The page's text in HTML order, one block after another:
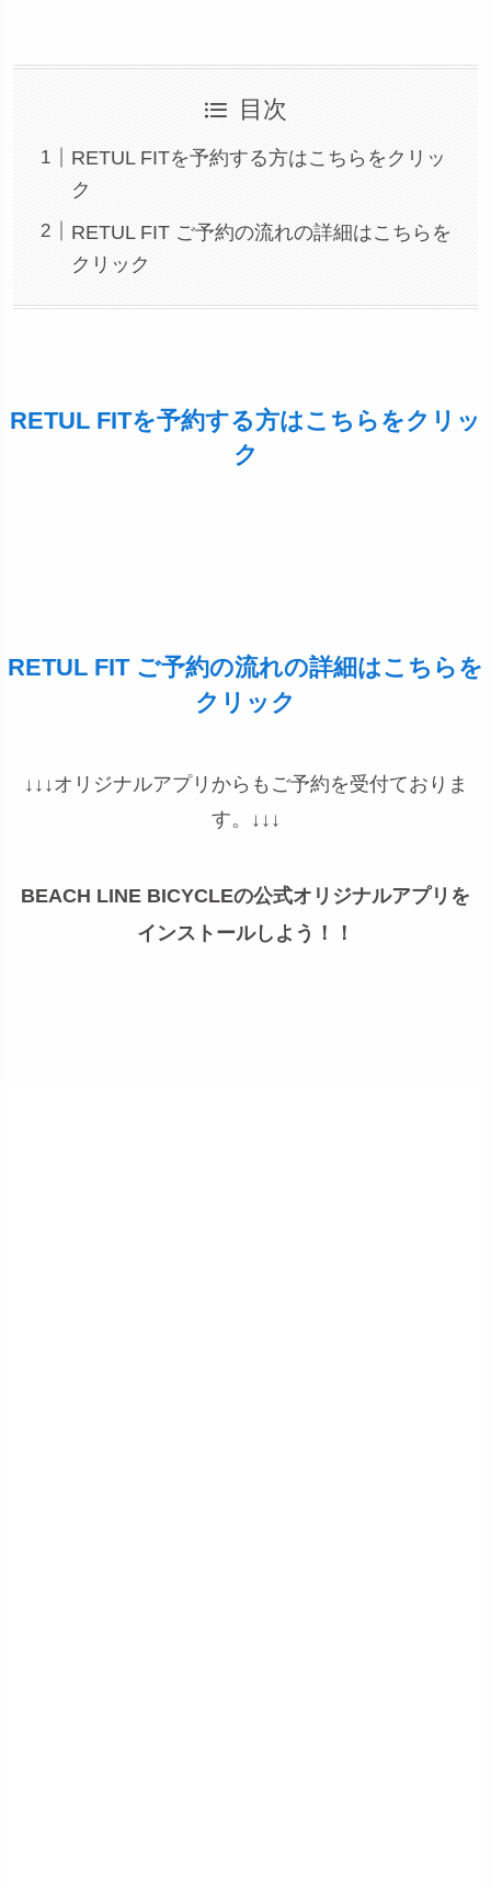
目次
RETUL FITを予約する方はこちらをクリッ
ク
RETUL FIT ご予約の流れの詳細はこちらを
クリック
RETUL FITを予約する方はこちらをクリッ
ク
RETUL FIT ご予約の流れの詳細はこちらを
クリック
↓↓↓オリジナルアプリからもご予約を受付ておりま
す。↓↓↓
BEACH LINE BICYCLEの公式オリジナルアプリを
インストールしよう！！